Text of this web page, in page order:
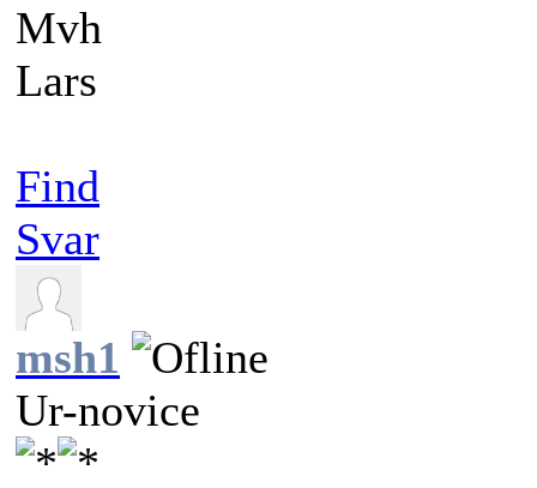
Mvh
Lars
Find
Svar
msh1
Ur-novice